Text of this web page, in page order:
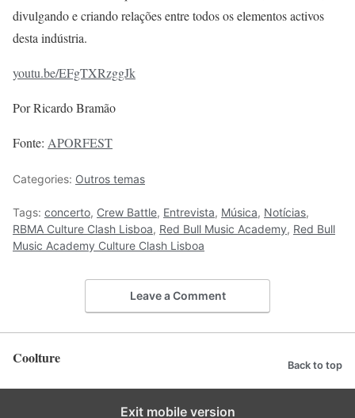
divulgando e criando relações entre todos os elementos activos
desta indústria.
youtu.be/EFgTXRzggJk
Por Ricardo Bramão
Fonte: APORFEST
Categories: Outros temas
Tags: concerto, Crew Battle, Entrevista, Música, Notícias,
RBMA Culture Clash Lisboa, Red Bull Music Academy, Red Bull
Music Academy Culture Clash Lisboa
Leave a Comment
Coolture Back to top
Exit mobile version